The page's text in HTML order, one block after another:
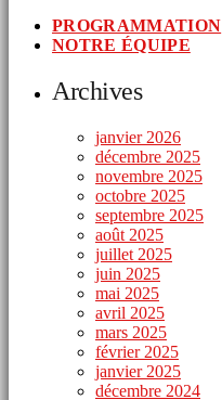
PROGRAMMATION
NOTRE ÉQUIPE
Archives
janvier 2026
décembre 2025
novembre 2025
octobre 2025
septembre 2025
août 2025
juillet 2025
juin 2025
mai 2025
avril 2025
mars 2025
février 2025
janvier 2025
décembre 2024